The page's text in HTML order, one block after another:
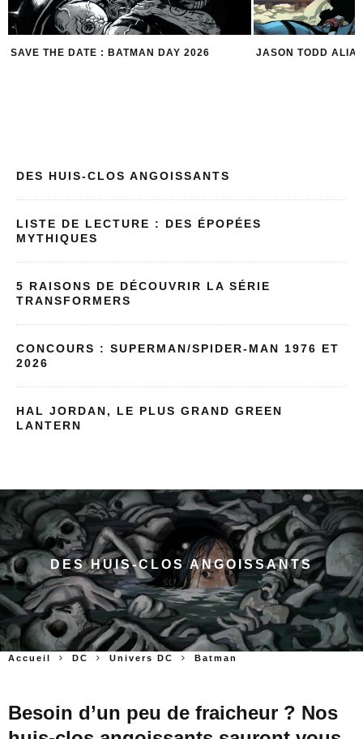
DAY 2026 JASON TODD ALIAS RED HOOD 5
DES HUIS-CLOS ANGOISSANTS
LISTE DE LECTURE : DES ÉPOPÉES
MYTHIQUES
5 RAISONS DE DÉCOUVRIR LA SÉRIE
TRANSFORMERS
CONCOURS : SUPERMAN/SPIDER-MAN 1976 ET
2026
HAL JORDAN, LE PLUS GRAND GREEN
LANTERN
DES HUIS-CLOS ANGOISSANTS
Accueil DC Univers DC Batman
Besoin d’un peu de fraicheur ? Nos